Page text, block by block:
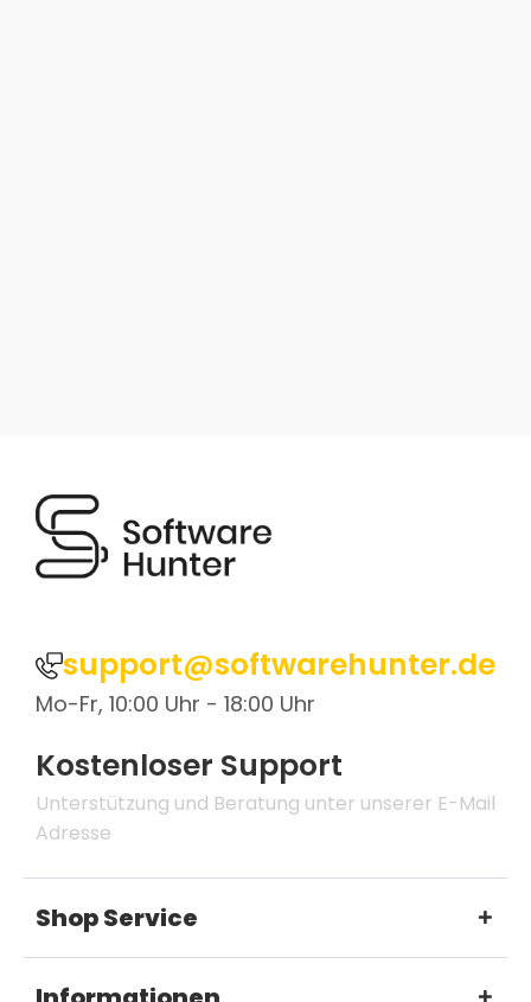
support@softwarehunter.de
Mo-Fr, 10:00 Uhr - 18:00 Uhr
Kostenloser Support
Unterstützung und Beratung unter unserer E-Mail
Adresse
Shop Service